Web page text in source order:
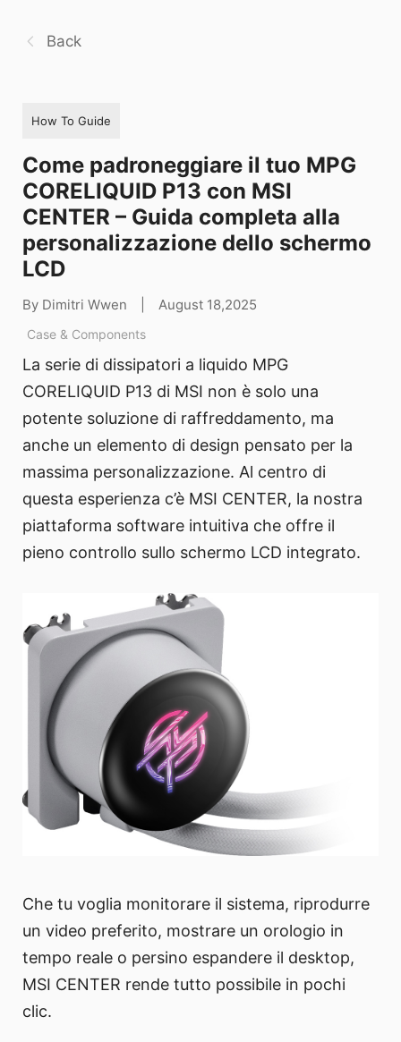
Back
How To Guide
Come padroneggiare il tuo MPG
CORELIQUID P13 con MSI
CENTER – Guida completa alla
personalizzazione dello schermo
LCD
By Dimitri Wwen August 18,2025
Case & Components
La serie di dissipatori a liquido MPG
CORELIQUID P13 di MSI non è solo una
potente soluzione di raffreddamento, ma
anche un elemento di design pensato per la
massima personalizzazione. Al centro di
questa esperienza c’è MSI CENTER, la nostra
piattaforma software intuitiva che offre il
pieno controllo sullo schermo LCD integrato.
Che tu voglia monitorare il sistema, riprodurre
un video preferito, mostrare un orologio in
tempo reale o persino espandere il desktop,
MSI CENTER rende tutto possibile in pochi
clic.